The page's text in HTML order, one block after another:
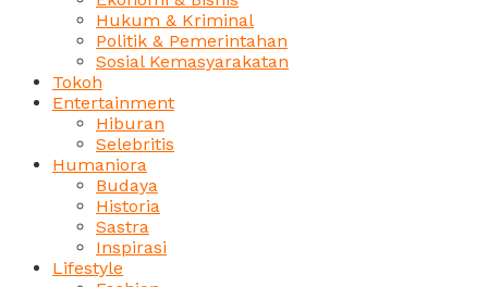
Hukum & Kriminal
Politik & Pemerintahan
Sosial Kemasyarakatan
Tokoh
Entertainment
Hiburan
Selebritis
Humaniora
Budaya
Historia
Sastra
Inspirasi
Lifestyle